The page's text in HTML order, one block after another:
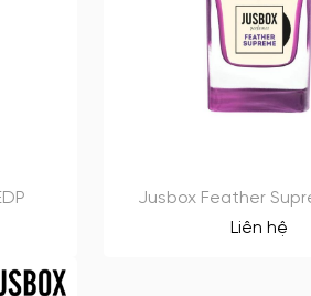
Jusbox Feather
Liên hệ